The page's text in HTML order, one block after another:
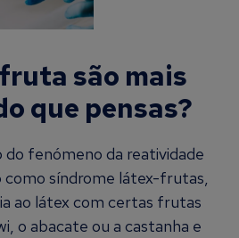
são mais
que pensas?
do fenómeno da reatividade
como síndrome látex-frutas,
ao látex com certas frutas
o abacate ou a castanha e